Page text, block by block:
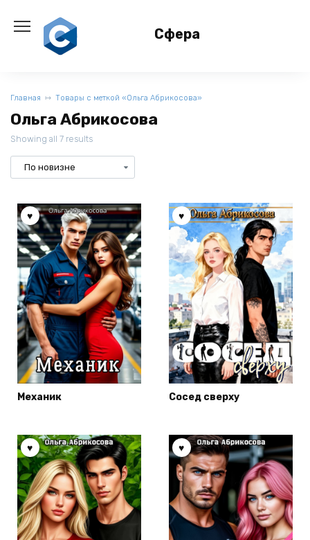
содержанию
Сфера
Главная Товары с меткой «Ольга Абрикосова»
Ольга Абрикосова
Showing all 7 results
Механик Сосед сверху